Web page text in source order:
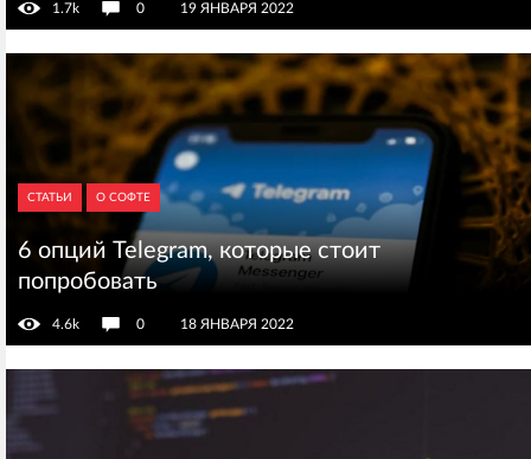
1.7k 0 19 ЯНВАРЯ 2022
СТАТЬИ О СОФТЕ
6 опций Telegram, которые стоит
попробовать
4.6k 0 18 ЯНВАРЯ 2022